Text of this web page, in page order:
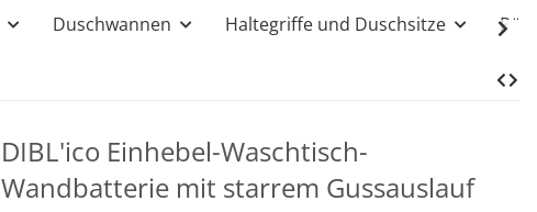
Duschwannen Haltegriffe und Duschsitze
DIBL'ico Einhebel-Waschtisch-
Wandbatterie mit starrem Gussauslauf